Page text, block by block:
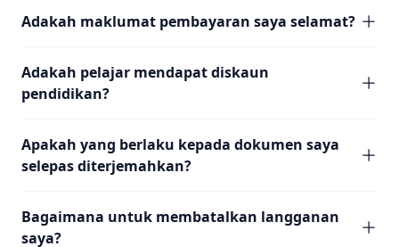
Adakah maklumat pembayaran saya selamat?
Adakah pelajar mendapat diskaun
pendidikan?
Apakah yang berlaku kepada dokumen saya
selepas diterjemahkan?
Bagaimana untuk membatalkan langganan
saya?